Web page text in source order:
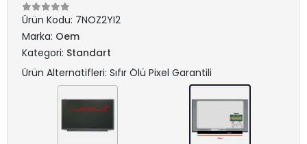
Ürün Kodu: 7NOZ2YI2
Marka: Oem
Kategori: Standart
Ürün Alternatifleri: Sıfır Ölü Pixel Garantili